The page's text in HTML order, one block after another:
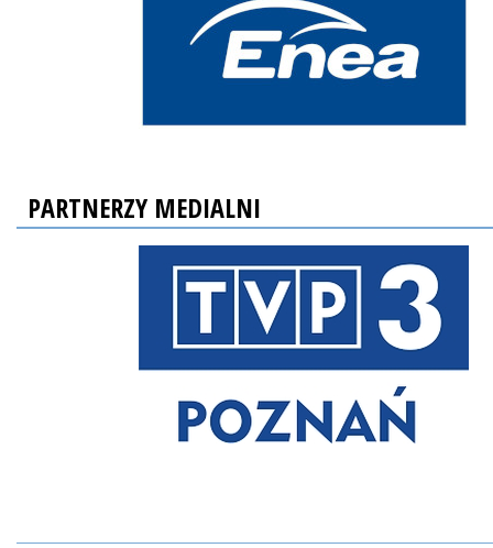
PARTNERZY MEDIALNI